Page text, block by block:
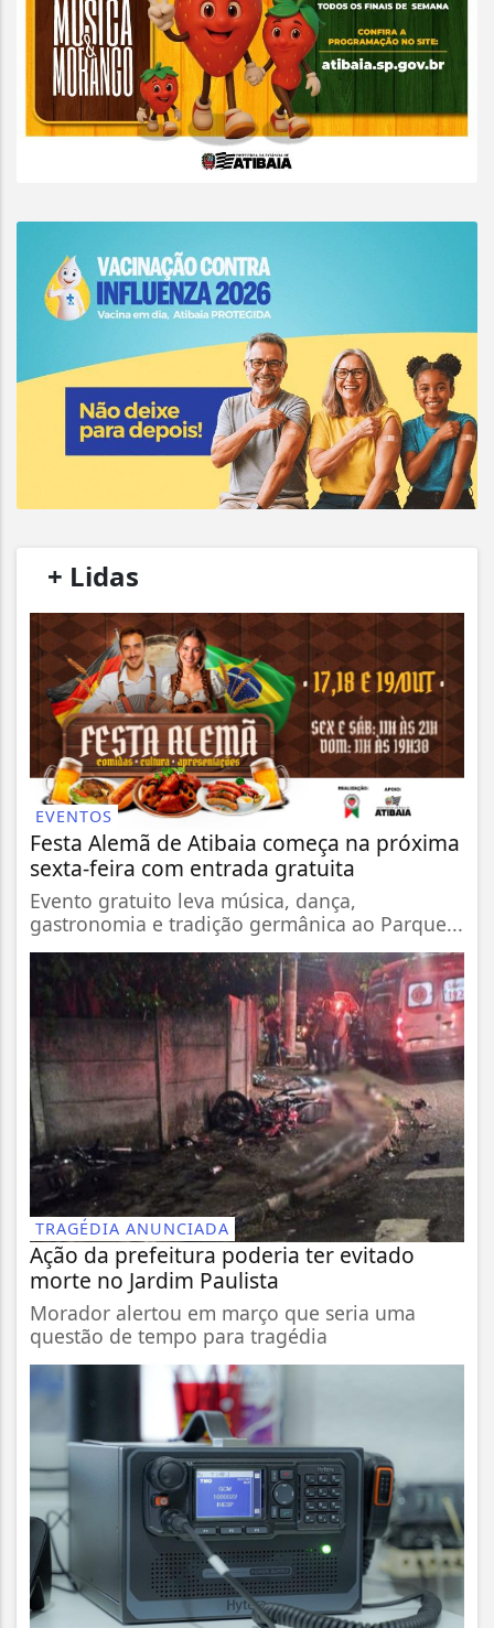
+ Lidas
EVENTOS
Festa Alemã de Atibaia começa na próxima
sexta-feira com entrada gratuita
Evento gratuito leva música, dança,
gastronomia e tradição germânica ao Parque...
TRAGÉDIA ANUNCIADA
Ação da prefeitura poderia ter evitado
morte no Jardim Paulista
Morador alertou em março que seria uma
questão de tempo para tragédia